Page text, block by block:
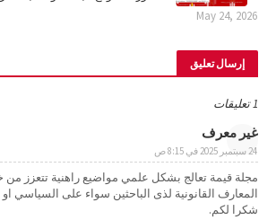
May 24, 2026
إرسال تعليق
1 تعليقات
غير معرف
24 سبتمبر 2025 في 8:15 ص
مجلة قيمة تعالج بشكل علمي مواضيع راهنية تتعزز من
المعارف القانونية لذى الباحثين سواء على السياسي او
شكرا لكم.